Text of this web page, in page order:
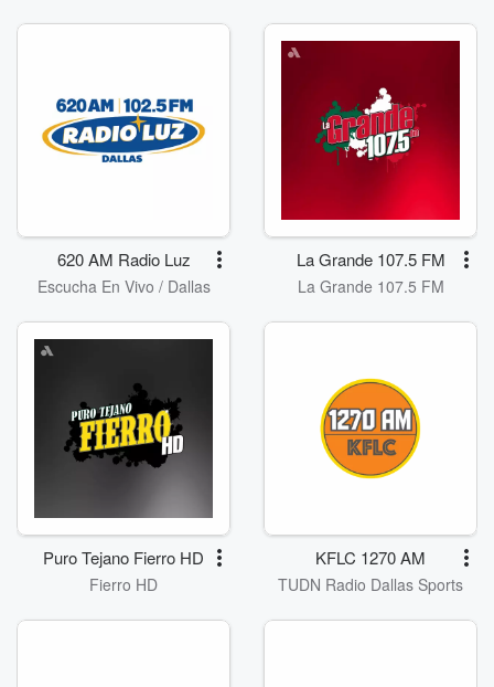
620 AM Radio Luz
Escucha En Vivo / Dallas
La Grande 107.5 FM
La Grande 107.5 FM
Puro Tejano Fierro HD
Fierro HD
KFLC 1270 AM
TUDN Radio Dallas Sports